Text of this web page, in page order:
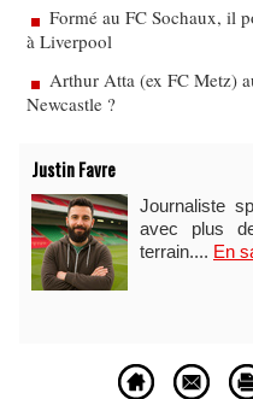
Formé au FC Sochaux, il
à Liverpool
Arthur Atta (ex FC Metz)
Newcastle ?
Justin Favre
Journaliste
avec plus
terrain.... En